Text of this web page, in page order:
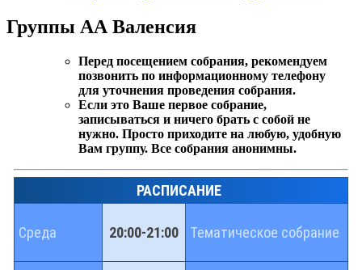
Группы АА Валенсия
Перед посещением собрания, рекомендуем
позвонить по информационному телефону
для уточнения проведения собрания.
Если это Ваше первое собрание,
записываться и ничего брать с собой не
нужно. Просто приходите на любую, удобную
Вам группу. Все собрания анонимны.
РАСПИСАНИЕ
Среда 20:00-21:00 Тематическое собрание